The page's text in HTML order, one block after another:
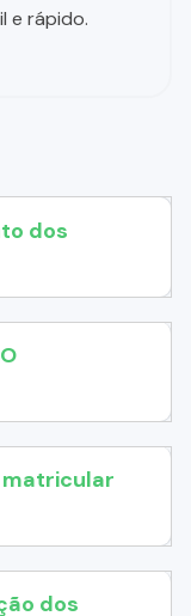
e rápido.
dos
matricular
dos